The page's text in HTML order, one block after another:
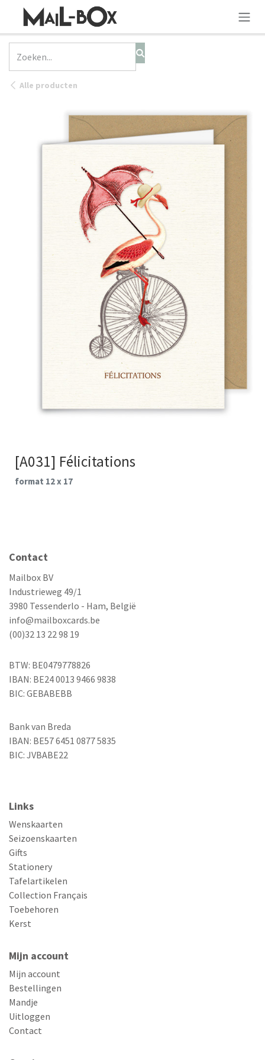
OVERSLAAN NAAR INHOUD
Alle producten
[A031] Félicitations
format 12 x 17
Contact
Mailbox BV
Industrieweg 49/1
3980 Tessenderlo - Ham, België
info@mailboxcards.be
(00)32 13 22 98 19
BTW: BE0479778826
IBAN: BE24 0013 9466 9838
BIC: GEBABEBB
Bank van Breda
IBAN: BE57 6451 0877 5835
BIC: JVBABE22
Links
Wenskaarten
Seizoenskaarten
Gifts
Stationery
Tafelartikelen
Collection Français
Toebehoren
Kerst
Mijn account
Mijn account
Bestellingen
Mandje
Uitloggen
Contact